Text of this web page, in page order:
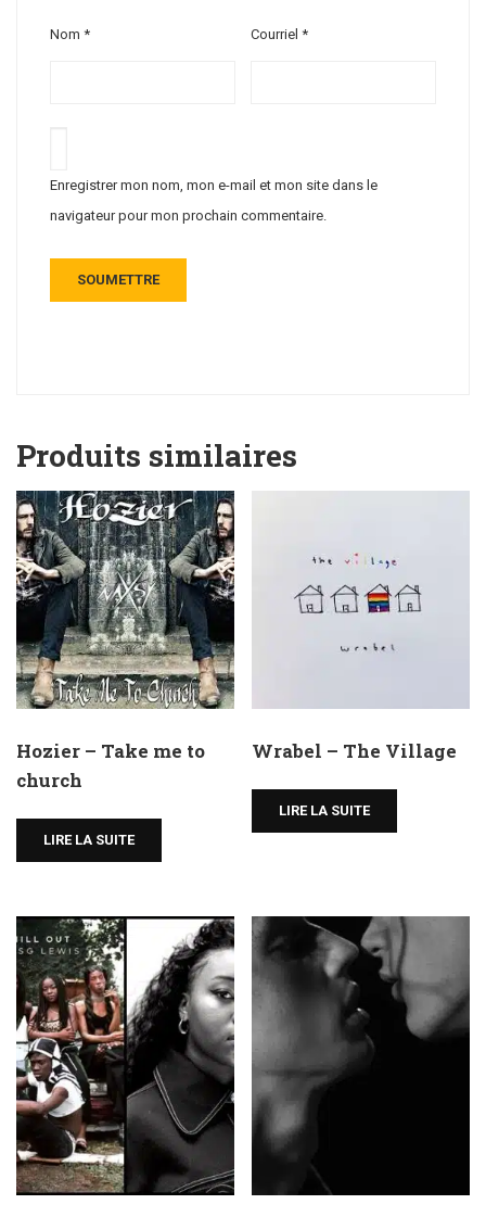
Nom * Courriel*
Enregistrer mon nom, mon e-mail et mon site dans le
navigateur pour mon prochain commentaire.
Produits similaires
Hozier – Take me to
church
LIRE LA SUITE
Wrabel – The Village
LIRE LA SUITE